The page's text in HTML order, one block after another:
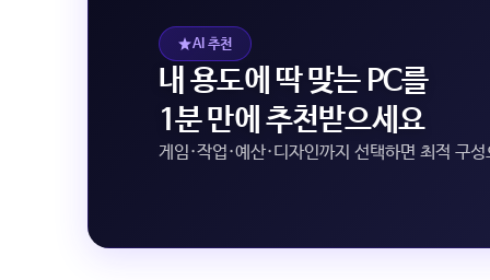
AI 추천
내 용도에 딱 맞는 PC를
1분 만에 추천받으세요
게임·작업·예산·디자인까지 선택하면 최적 구